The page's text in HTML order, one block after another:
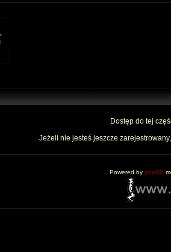
Dostęp do tej
Jeżeli nie jesteś jeszcze
Powered by phpBB